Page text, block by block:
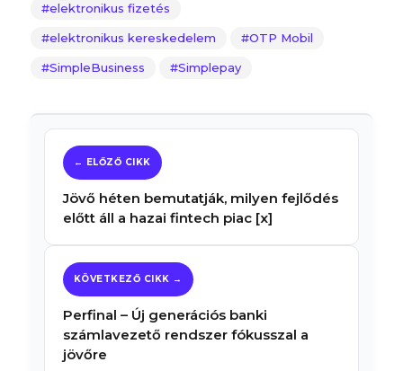
elektronikus fizetés
elektronikus kereskedelem OTP Mobil
SimpleBusiness Simplepay
Jövő héten bemutatják, milyen fejlődés
előtt áll a hazai fintech piac [x]
Perfinal – Új generációs banki
számlavezető rendszer fókusszal a
jövőre